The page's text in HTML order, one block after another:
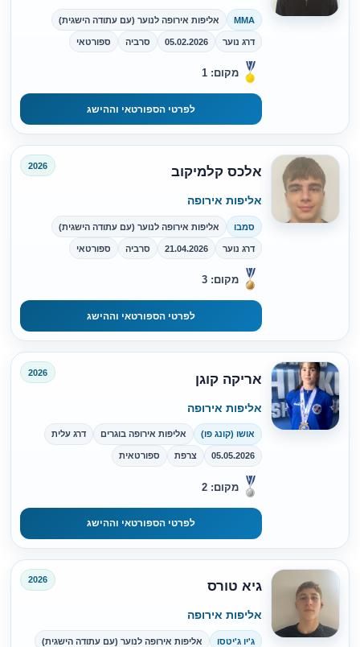
MMA אליפות אירופה לנוער (עם עתודה הישגית)
דרג נוער 05.02.2026 סרביה ספורטאי
מקום: 1
לפרטי הספורטאי וההישג
אלכס קלמיקוב 2026
אליפות אירופה
סמבו אליפות אירופה לנוער (עם עתודה הישגית)
דרג נוער 21.04.2026 סרביה ספורטאי
מקום: 3
לפרטי הספורטאי וההישג
אריקה קוגן 2026
אליפות אירופה
אושו (קונג פו) אליפות אירופה בוגרים דרג עלית
05.05.2026 צרפת ספורטאית
מקום: 2
לפרטי הספורטאי וההישג
גיא טורס 2026
אליפות אירופה
ג'יו ג'יטסו אליפות אירופה לנוער (עם עתודה הישגית)